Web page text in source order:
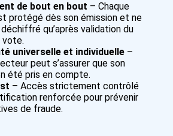
de bout en bout – Chaque
protégé dès son émission et ne
qu’après validation du
vote.
universelle et individuelle –
peut s’assurer que son
été pris en compte.
– Accès strictement contrôlé
renforcée pour prévenir
de fraude.